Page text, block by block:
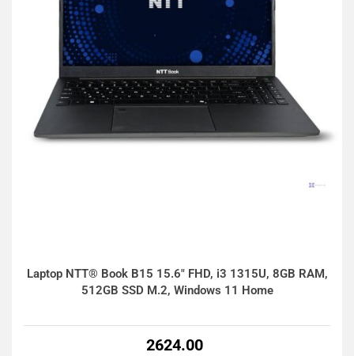
Laptop NTT® Book B15 15.6" FHD, i3 1315U, 8GB RAM,
512GB SSD M.2, Windows 11 Home
2624.00